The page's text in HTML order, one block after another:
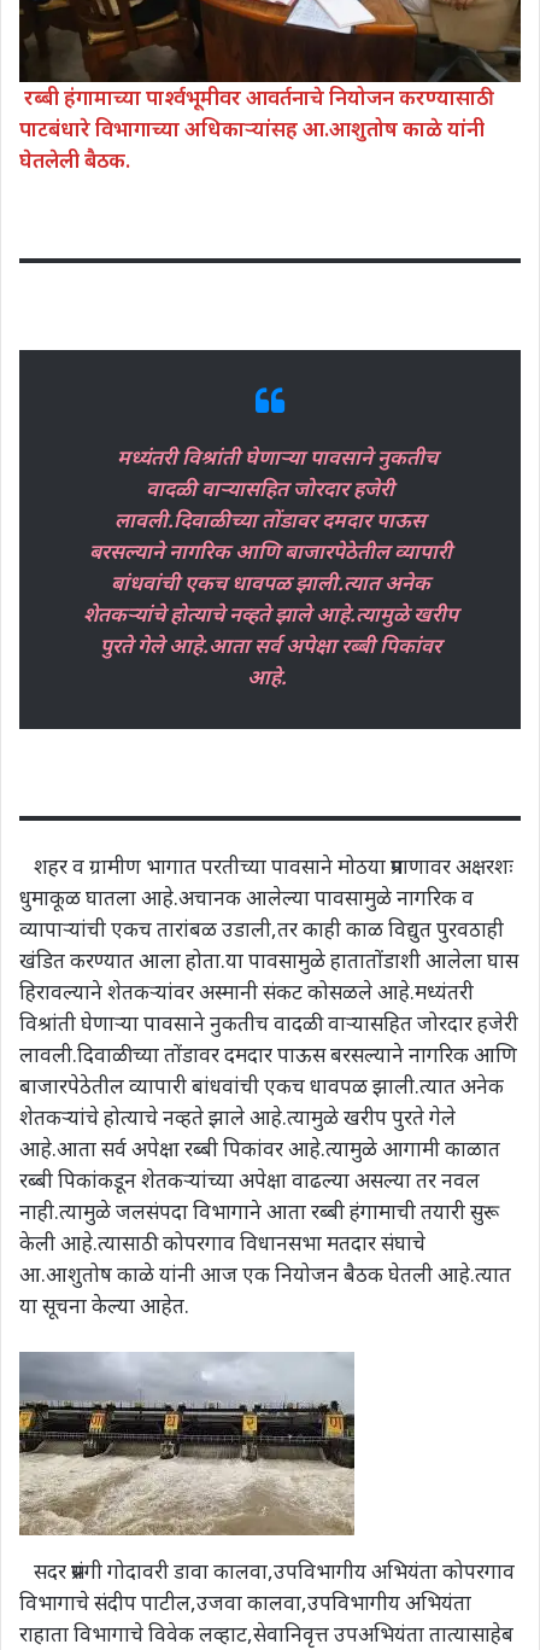
रब्बी हंगामाच्या पार्श्वभूमीवर आवर्तनाचे नियोजन करण्यासाठी
पाटबंधारे विभागाच्या अधिकाऱ्यांसह आ.आशुतोष काळे यांनी
घेतलेली बैठक.
मध्यंतरी विश्रांती घेणाऱ्या पावसाने नुकतीच
वादळी वाऱ्यासहित जोरदार हजेरी
लावली.दिवाळीच्या तोंडावर दमदार पाऊस
बरसल्याने नागरिक आणि बाजारपेठेतील व्यापारी
बांधवांची एकच धावपळ झाली.त्यात अनेक
शेतकऱ्यांचे होत्याचे नव्हते झाले आहे.त्यामुळे खरीप
पुरते गेले आहे.आता सर्व अपेक्षा रब्बी पिकांवर
आहे.
शहर व ग्रामीण भागात परतीच्या पावसाने मोठया प्रमाणावर अक्षरशः
धुमाकूळ घातला आहे.अचानक आलेल्या पावसामुळे नागरिक व
व्यापाऱ्यांची एकच तारांबळ उडाली,तर काही काळ विद्युत पुरवठाही
खंडित करण्यात आला होता.या पावसामुळे हातातोंडाशी आलेला घास
हिरावल्याने शेतकऱ्यांवर अस्मानी संकट कोसळले आहे.मध्यंतरी
विश्रांती घेणाऱ्या पावसाने नुकतीच वादळी वाऱ्यासहित जोरदार हजेरी
लावली.दिवाळीच्या तोंडावर दमदार पाऊस बरसल्याने नागरिक आणि
बाजारपेठेतील व्यापारी बांधवांची एकच धावपळ झाली.त्यात अनेक
शेतकऱ्यांचे होत्याचे नव्हते झाले आहे.त्यामुळे खरीप पुरते गेले
आहे.आता सर्व अपेक्षा रब्बी पिकांवर आहे.त्यामुळे आगामी काळात
रब्बी पिकांकडून शेतकऱ्यांच्या अपेक्षा वाढल्या असल्या तर नवल
नाही.त्यामुळे जलसंपदा विभागाने आता रब्बी हंगामाची तयारी सुरू
केली आहे.त्यासाठी कोपरगाव विधानसभा मतदार संघाचे
आ.आशुतोष काळे यांनी आज एक नियोजन बैठक घेतली आहे.त्यात
या सूचना केल्या आहेत.
सदर प्रसंगी गोदावरी डावा कालवा,उपविभागीय अभियंता कोपरगाव
विभागाचे संदीप पाटील,उजवा कालवा,उपविभागीय अभियंता
राहाता विभागाचे विवेक लव्हाट,सेवानिवृत्त उपअभियंता तात्यासाहेब